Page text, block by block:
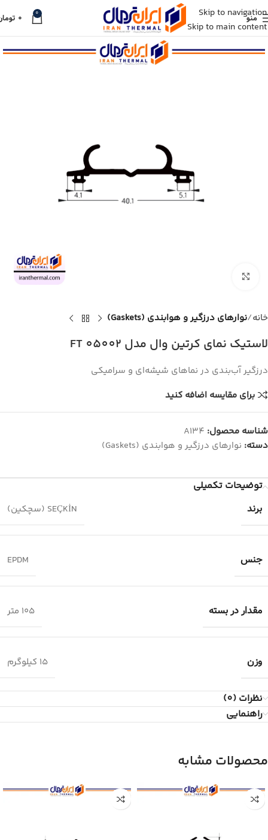
Skip to navigation
Skip to main content
منو 0 ۰
خانه نوارهای درزگیر و هوابندی (Gaskets)
لاستیک نمای کرتین وال مدل FT 05002
درزگیر آب‌بندی در نماهای شیشه‌ای و سرامیکی
برای مقایسه اضافه کنید
شناسه محصول: A134
دسته: نوارهای درزگیر و هوابندی (Gaskets)
توضیحات تکمیلی
برند
SEÇKİN (سچکین)
جنس EPDM
مقدار در بسته ۱۰۵ متر
وزن ۱۵ کیلوگرم
نظرات (0)
راهنمایی
محصولات مشابه